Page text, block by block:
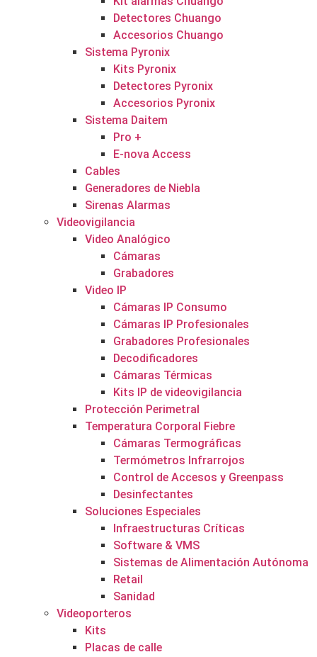
Detectores Chuango
Accesorios Chuango
Sistema Pyronix
Kits Pyronix
Detectores Pyronix
Accesorios Pyronix
Sistema Daitem
Pro +
E-nova Access
Cables
Generadores de Niebla
Sirenas Alarmas
Videovigilancia
Video Analógico
Cámaras
Grabadores
Video IP
Cámaras IP Consumo
Cámaras IP Profesionales
Grabadores Profesionales
Decodificadores
Cámaras Térmicas
Kits IP de videovigilancia
Protección Perimetral
Temperatura Corporal Fiebre
Cámaras Termográficas
Termómetros Infrarrojos
Control de Accesos y Greenpass
Desinfectantes
Soluciones Especiales
Infraestructuras Críticas
Software & VMS
Sistemas de Alimentación Autónoma
Retail
Sanidad
Videoporteros
Kits
Placas de calle